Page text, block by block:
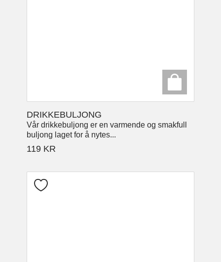
DRIKKEBULJONG
Vår drikkebuljong er en varmende og smakfull
buljong laget for å nytes...
119 KR